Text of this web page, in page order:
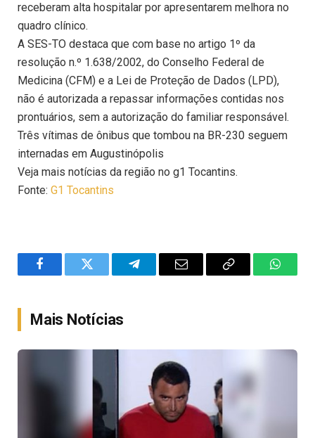
receberam alta hospitalar por apresentarem melhora no
quadro clínico.
A SES-TO destaca que com base no artigo 1º da
resolução n.º 1.638/2002, do Conselho Federal de
Medicina (CFM) e a Lei de Proteção de Dados (LPD),
não é autorizada a repassar informações contidas nos
prontuários, sem a autorização do familiar responsável.
Três vítimas de ônibus que tombou na BR-230 seguem
internadas em Augustinópolis
Veja mais notícias da região no g1 Tocantins.
Fonte: G1 Tocantins
FacebookTwitter TelegramEmail
Copy
Mais Notícias